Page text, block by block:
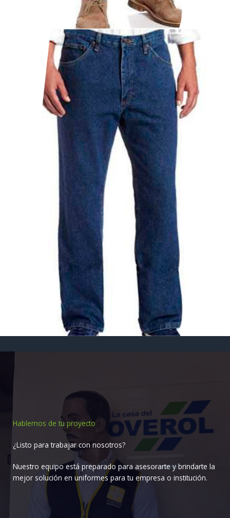
Hablemos de tu proyecto
¿Listo para trabajar con nosotros?
Nuestro equipo está preparado para asesorarte y brindarte la
mejor solución en uniformes para tu empresa o institución.